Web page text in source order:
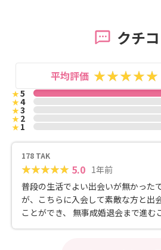
クチ
平均評価
★5
★4
★3
★2
★1
178 TAK
5.0 1年前
普段の生活でよい出会いが無かった
が、こちらに入会して素敵な方と出
ことができ、 無事成婚退会まで進む
ができました。 悩み事や困ったこと